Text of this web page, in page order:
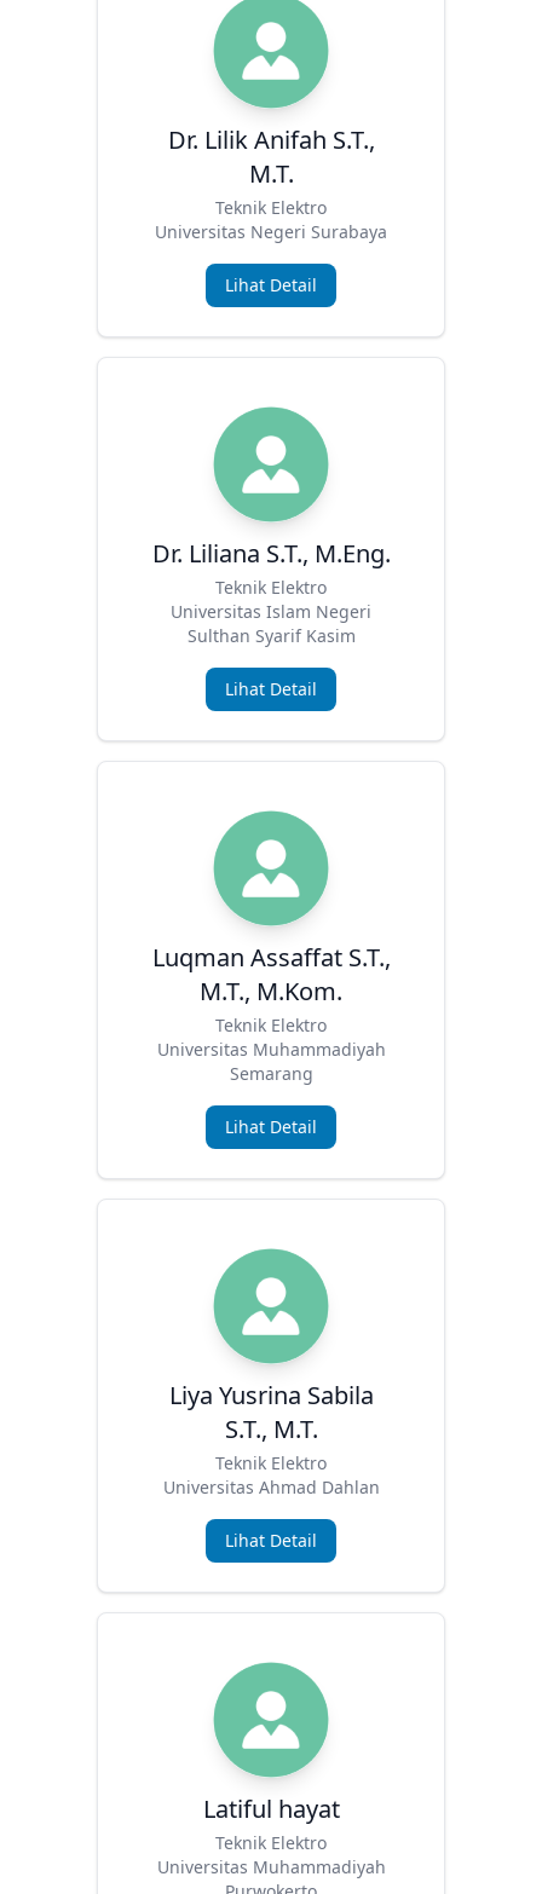
Dr. Lilik Anifah S.T.,
M.T.
Teknik Elektro
Universitas Negeri Surabaya
Lihat Detail
Dr. Liliana S.T., M.Eng.
Teknik Elektro
Universitas Islam Negeri
Sulthan Syarif Kasim
Lihat Detail
Luqman Assaffat S.T.,
M.T., M.Kom.
Teknik Elektro
Universitas Muhammadiyah
Semarang
Lihat Detail
Liya Yusrina Sabila
S.T., M.T.
Teknik Elektro
Universitas Ahmad Dahlan
Lihat Detail
Latiful hayat
Teknik Elektro
Universitas Muhammadiyah